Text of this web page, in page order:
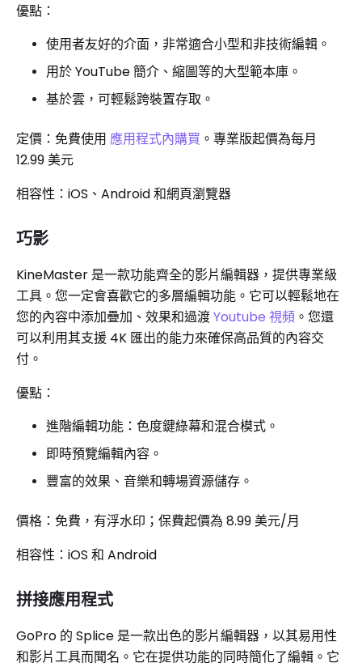
優點：
使用者友好的介面，非常適合小型和非技術編輯。
用於 YouTube 簡介、縮圖等的大型範本庫。
基於雲，可輕鬆跨裝置存取。
定價：免費使用 應用程式內購買 。專業版起價為每月
12.99 美元
相容性：iOS、Android 和網頁瀏覽器
巧影
KineMaster 是一款功能齊全的影片編輯器，提供專業級
工具。您一定會喜歡它的多層編輯功能。它可以輕鬆地在
您的內容中添加疊加、效果和過渡Youtube 視頻 。您還
可以利用其支援 4K 匯出的能力來確保高品質的內容交
付。
優點：
進階編輯功能：色度鍵綠幕和混合模式。
即時預覽編輯內容。
豐富的效果、音樂和轉場資源儲存。
價格：免費，有浮水印；保費起價為 8.99 美元/月
相容性：iOS 和 Android
拼接應用程式
GoPro 的 Splice 是一款出色的影片編輯器，以其易用性
和影片工具而聞名。它在提供功能的同時簡化了編輯。它